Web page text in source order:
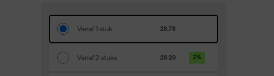
Vanaf 1 stuk 28.78
Vanaf 2 stuks 28.20 2%